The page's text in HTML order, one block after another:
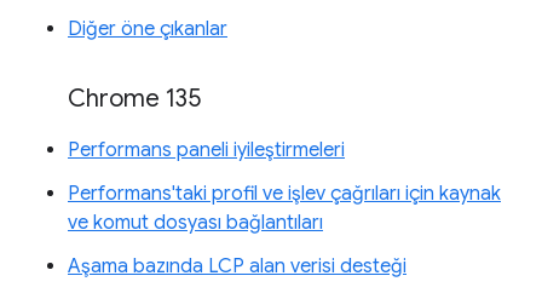
Diğer öne çıkanlar
Chrome 135
Performans paneli iyileştirmeleri
Performans'taki profil ve işlev çağrıları için kaynak
ve komut dosyası bağlantıları
Aşama bazında LCP alan verisi desteği